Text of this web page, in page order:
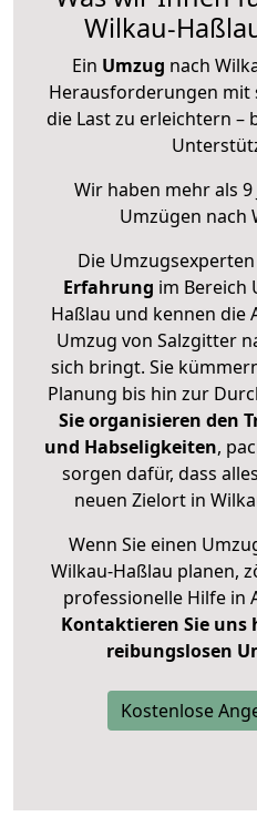
Wilkau-
Ein Umzug nach
Herausforderungen mit
die Last zu erleichtern –
Wir haben mehr als
Umzügen nach
Die
Erfahrung im Bereich
Haßlau und kennen die
Umzug von Salzgitter
sich bringt. Sie
Planung bis hin zur
Sie organisieren den
und Habseligkeiten,
sorgen dafür, dass
neuen Zielort in
Wenn Sie einen
Wilkau-Haßlau planen,
professionelle Hilfe in
Kontaktieren Sie uns
reibungslosen
Kostenlose